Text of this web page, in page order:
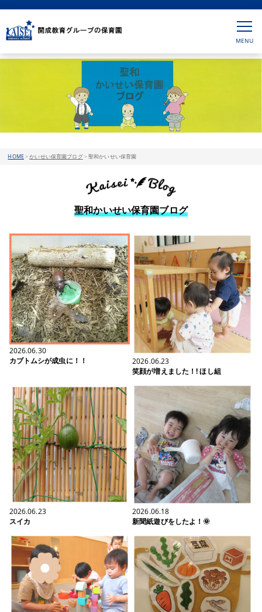
HOME>かいせい保育園ブログ>聖和かいせい保育園
聖和かいせい保育園ブログ
2026.06.30
カブトムシが成虫に！！ 2026.06.23
笑顔が増えました！! ほし組
2026.06.23
スイカ
2026.06.18
新聞紙遊びをしたよ！🌞